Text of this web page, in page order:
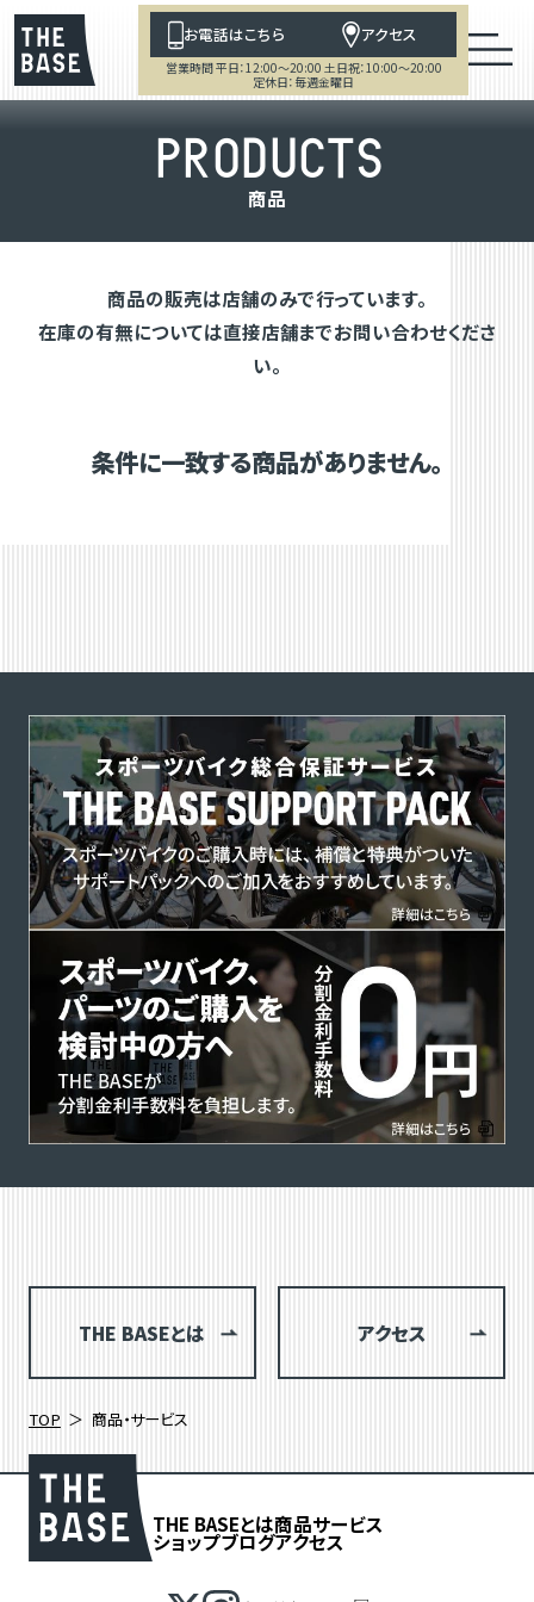
お電話はこちら アクセス
営業時間 平日：12:00～20:00 土日祝：10:00～20:00
定休日：毎週金曜日
PRODUCTS
商品
商品の販売は店舗のみで行っています。
在庫の有無については直接店舗までお問い合わせくださ
い。
条件に一致する商品がありません。
THE BASEとは アクセス
TOP 商品・サービス
THE BASEとは商品サービス
ショップブログアクセス